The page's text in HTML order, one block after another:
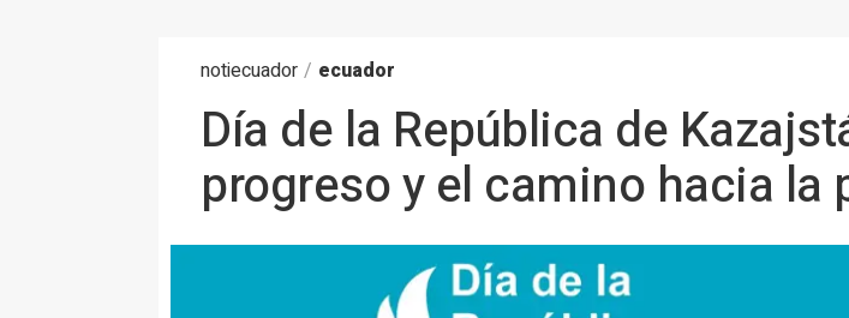
notiecuador / ecuador
Día de la República de
progreso y el camino hacia